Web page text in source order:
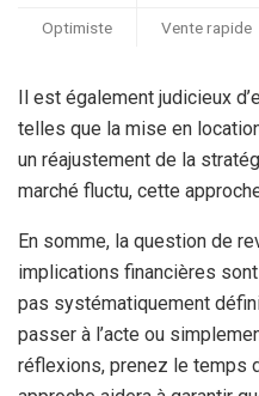
Optimiste Vente rapide
Il est également judicieux
telles que la mise en
un réajustement de la
marché fluctu, cette
En somme, la question de
implications financières
pas systématiquement
passer à l’acte ou
réflexions, prenez le temps